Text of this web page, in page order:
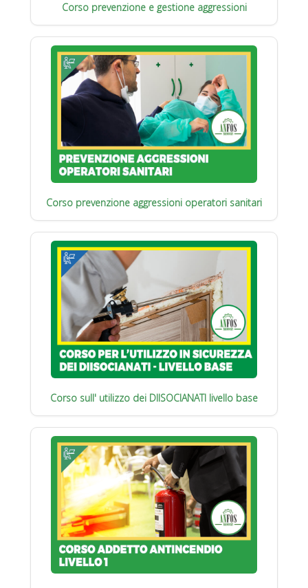
Corso prevenzione e gestione aggressioni
Corso prevenzione aggressioni operatori sanitari
Corso sull' utilizzo dei DIISOCIANATI livello base